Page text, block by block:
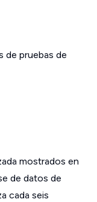
de pruebas de
mostrados en
de datos de
cada seis